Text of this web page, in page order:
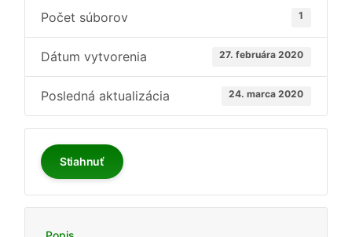
Počet súborov 1
Dátum vytvorenia 27. februára 2020
Posledná aktualizácia 24. marca 2020
Stiahnuť